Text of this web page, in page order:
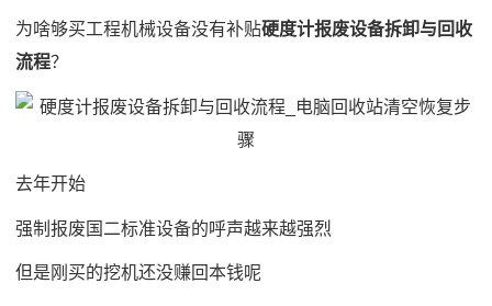
为啥够买工程机械设备没有补贴硬度计报废设备拆卸与回收
流程？
去年开始
强制报废国二标准设备的呼声越来越强烈
但是刚买的挖机还没赚回本钱呢